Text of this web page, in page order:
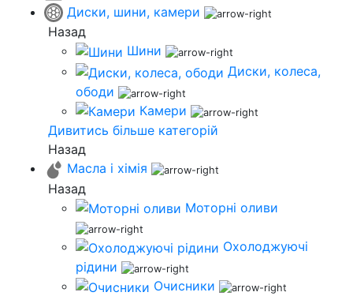
Диски, шини, камери
Назад
Шини
Диски, колеса,
ободи
Камери
Дивитись більше категорій
Назад
Масла і хімія
Назад
Моторні оливи
Охолоджуючі
рідини
Очисники